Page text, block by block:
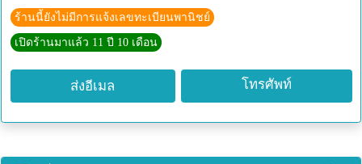
ร้านนี้ยังไม่มีการแจ้งเลขทะเบียนพานิชย์
เปิดร้านมาแล้ว 11 ปี 10 เดือน
ส่งอีเมล โทรศัพท์